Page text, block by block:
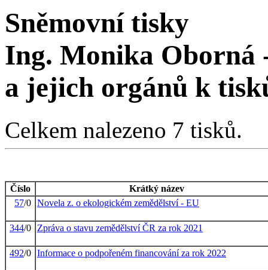
Sněmovní tisky
Ing. Monika Oborná
a jejich orgánů k
Celkem nalezeno 7 tisků.
Číslo
Krátký název
57/0 Novela z. o ekologickém zemědělství - EU
344/0 Zpráva o stavu zemědělství ČR za rok 2021
492/0 Informace o podpořeném financování za rok 2022